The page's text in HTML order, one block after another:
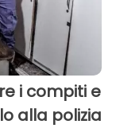
i compiti e
alla polizia